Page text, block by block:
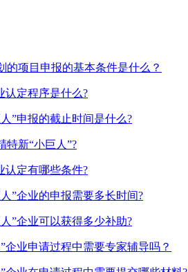
的项目申报的基本条件是什么？
认定程序是什么?
”申报的截止时间是什么?
特新“小巨人”?
认定有哪些条件?
”企业的申报需要多长时间?
”企业可以获得多少补助?
企业申请过程中需要专家辅导吗？